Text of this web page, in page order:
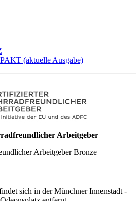
(aktuelle Ausgabe)
Arbeitgeber
Arbeitgeber Bronze
sich in der Münchner Innenstadt -